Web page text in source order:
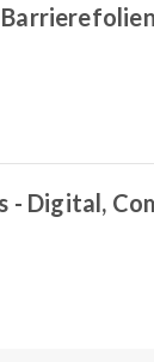
- Digital,